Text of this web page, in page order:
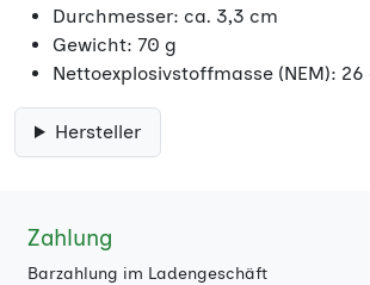
Durchmesser: ca. 3,3 cm
Gewicht: 70 g
Nettoexplosivstoffmasse (NEM): 26
Hersteller
Zahlung
Barzahlung im Ladengeschäft